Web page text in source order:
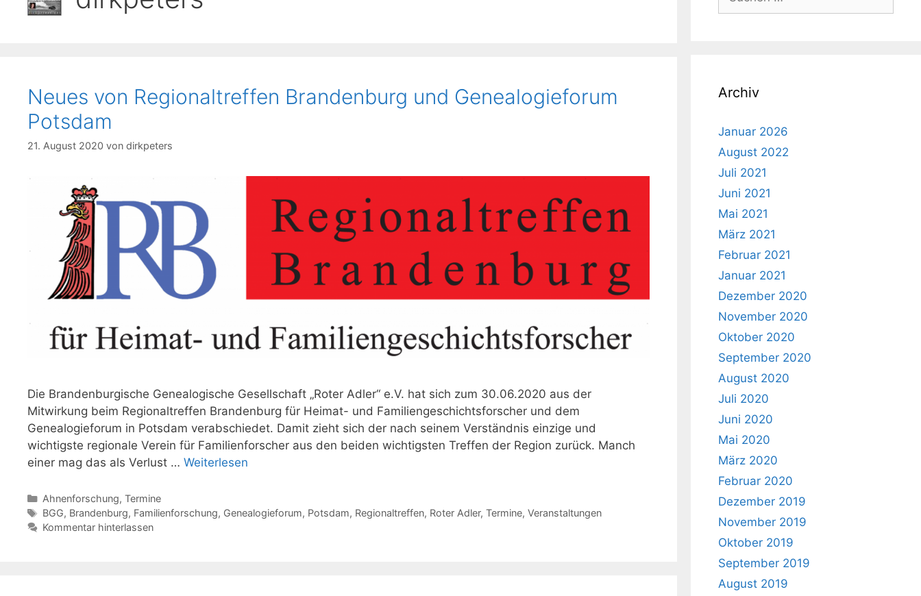
Neues von Regionaltreffen Brandenburg und Genealogieforum
Potsdam
21. August 2020 von dirkpeters
Die Brandenburgische Genealogische Gesellschaft „Roter Adler“ e.V. hat sich zum 30.06.2020 aus der
Mitwirkung beim Regionaltreffen Brandenburg für Heimat- und Familiengeschichtsforscher und dem
Genealogieforum in Potsdam verabschiedet. Damit zieht sich der nach seinem Verständnis einzige und
wichtigste regionale Verein für Familienforscher aus den beiden wichtigsten Treffen der Region zurück. Manch
einer mag das als Verlust … Weiterlesen
Kategorien
Ahnenforschung, Termine
Schlagwörter
BGG, Brandenburg, Familienforschung, Genealogieforum, Potsdam, Regionaltreffen, Roter Adler, Termine, Veranstaltungen
Kommentar hinterlassen
nach:
Archiv
Januar 2026
August 2022
Juli 2021
Juni 2021
Mai 2021
März 2021
Februar 2021
Januar 2021
Dezember 2020
November 2020
Oktober 2020
September 2020
August 2020
Juli 2020
Juni 2020
Mai 2020
März 2020
Februar 2020
Dezember 2019
November 2019
Oktober 2019
September 2019
August 2019